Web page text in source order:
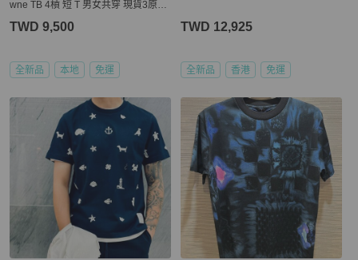
wne TB 4槓 短 T 男女共穿 現貨3原價
TWD 9,500
全新品 本地 免運
TWD 12,925
全新品 香港 免運